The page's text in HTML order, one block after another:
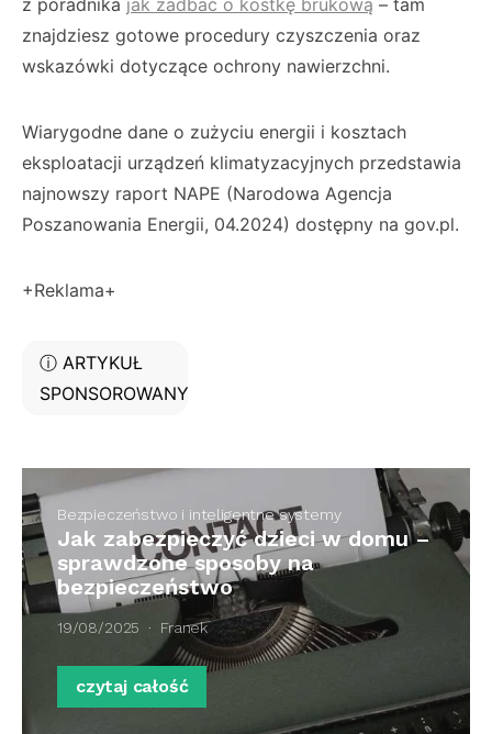
z poradnika jak zadbać o kostkę brukową – tam
znajdziesz gotowe procedury czyszczenia oraz
wskazówki dotyczące ochrony nawierzchni.
Wiarygodne dane o zużyciu energii i kosztach
eksploatacji urządzeń klimatyzacyjnych przedstawia
najnowszy raport NAPE (Narodowa Agencja
Poszanowania Energii, 04.2024) dostępny na gov.pl.
+Reklama+
ⓘ ARTYKUŁ
SPONSOROWANY
Bezpieczeństwo i inteligentne systemy
Jak zabezpieczyć dzieci w domu –
sprawdzone sposoby na
bezpieczeństwo
19/08/2025 Franek
czytaj całość